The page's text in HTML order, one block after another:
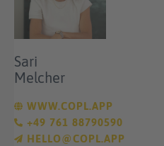
Sari
Melcher
WWW.COPL.APP
+49 761 88790590
HELLO@COPL.APP